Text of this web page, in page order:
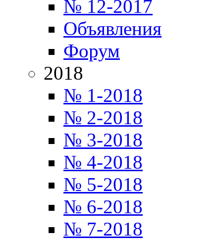
№ 12-2017
Объявления
Форум
2018
№ 1-2018
№ 2-2018
№ 3-2018
№ 4-2018
№ 5-2018
№ 6-2018
№ 7-2018